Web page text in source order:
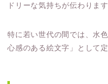
ドリーな気持ちが伝わります
特に若い世代の間では、水
心感のある絵文字」として